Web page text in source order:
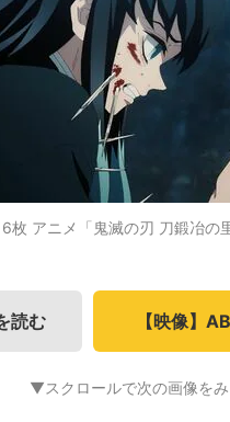
枚 アニメ「鬼滅の刃 刀鍛冶
読む 【映像】
▼スクロールで次の画像を